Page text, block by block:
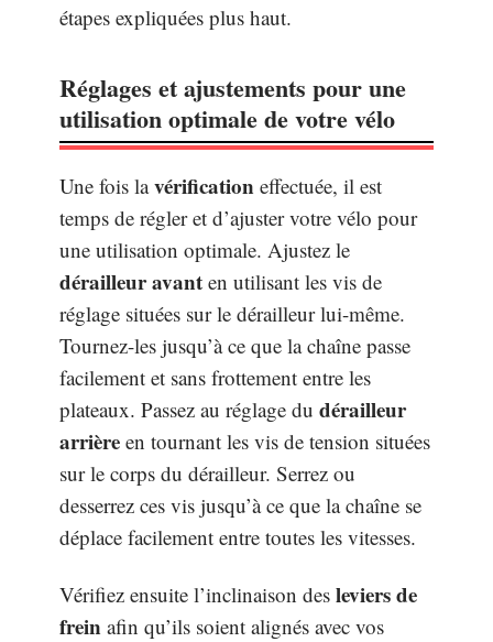
étapes expliquées plus haut.
Réglages et ajustements pour une
utilisation optimale de votre vélo
Une fois lavérification effectuée, il est
temps de régler et d’ajuster votre vélo pour
une utilisation optimale. Ajustez le
dérailleur avant en utilisant les vis de
réglage situées sur le dérailleur lui-même.
Tournez-les jusqu’à ce que la chaîne passe
facilement et sans frottement entre les
plateaux. Passez au réglage du dérailleur
arrière en tournant les vis de tension situées
sur le corps du dérailleur. Serrez ou
desserrez ces vis jusqu’à ce que la chaîne se
déplace facilement entre toutes les vitesses.
Vérifiez ensuite l’inclinaison des leviers de
frein afin qu’ils soient alignés avec vos